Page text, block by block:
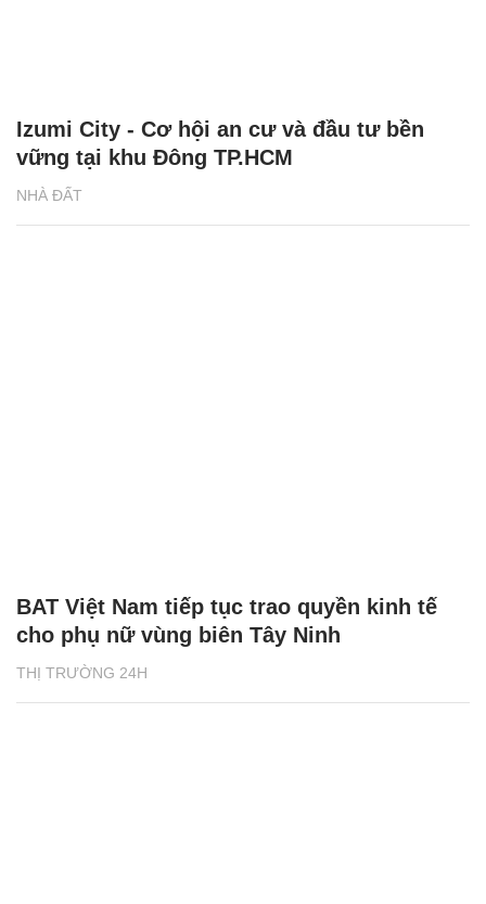
NHÀ ĐẤT
Izumi City - Cơ hội an cư và đầu tư bền
vững tại khu Đông TP.HCM
THỊ TRƯỜNG 24H
BAT Việt Nam tiếp tục trao quyền kinh tế
cho phụ nữ vùng biên Tây Ninh